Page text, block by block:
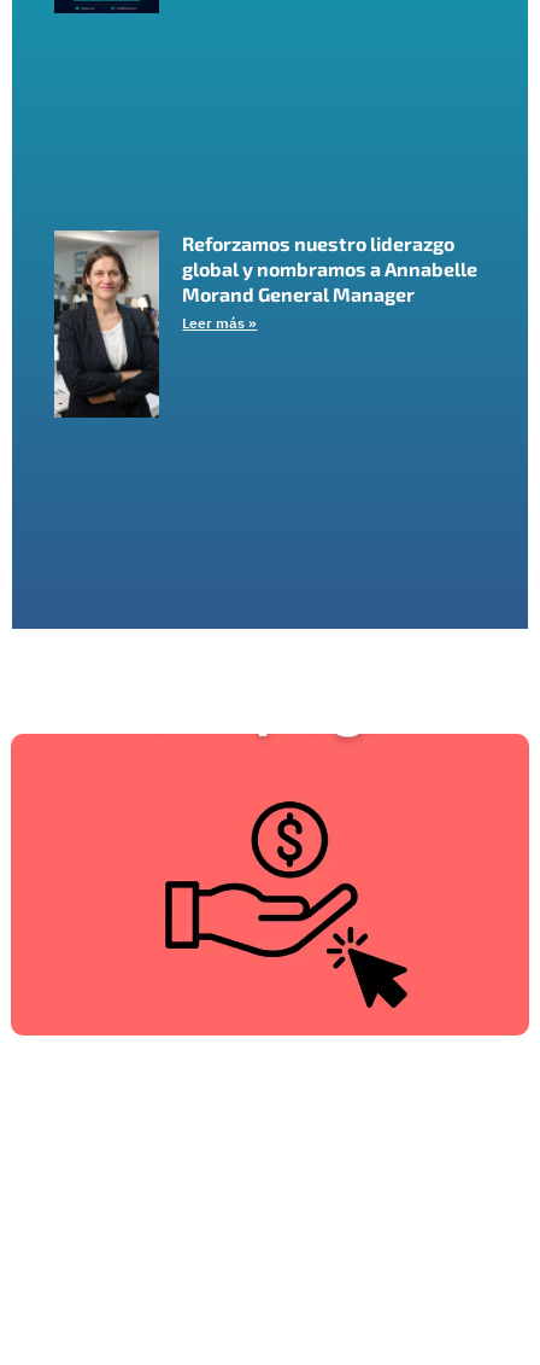
Reforzamos nuestro liderazgo
global y nombramos a Annabelle
Morand General Manager
Leer más »